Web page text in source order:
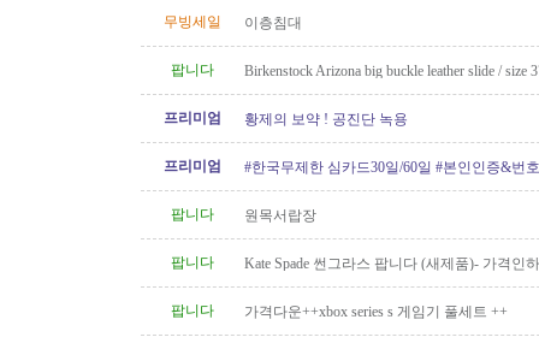
무빙세일 이층침대
팝니다 Birkenstock Arizona big buckle leather slide / size
프리미엄 황제의 보약 ! 공진단 녹용
프리미엄 #한국무제한 심카드30일/60일 #본인인증&번
팝니다 원목서랍장
팝니다 Kate Spade 썬그라스 팝니다 (새제품)- 가격인하
팝니다 가격다운++xbox series s 게임기 풀세트 ++